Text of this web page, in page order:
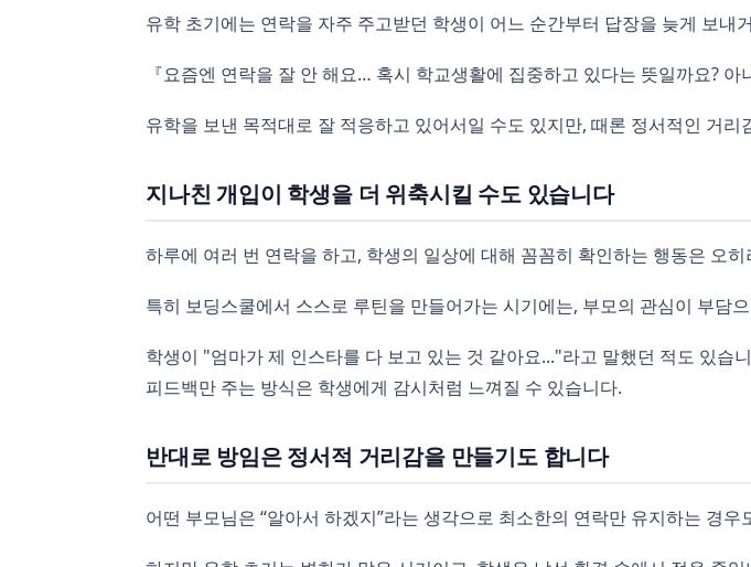
유학 초기에는 연락을 자주 주고받던 학생이 어느 순간부터 답장을 늦게 보내
『요즘엔 연락을 잘 안 해요… 혹시 학교생활에 집중하고 있다는 뜻일까요? 아
유학을 보낸 목적대로 잘 적응하고 있어서일 수도 있지만, 때론 정서적인 거
지나친 개입이 학생을 더 위축시킬 수도 있습니다
하루에 여러 번 연락을 하고, 학생의 일상에 대해 꼼꼼히 확인하는 행동은 오
특히 보딩스쿨에서 스스로 루틴을 만들어가는 시기에는, 부모의 관심이 부담
학생이 "엄마가 제 인스타를 다 보고 있는 것 같아요..."라고 말했던 적도 있습
피드백만 주는 방식은 학생에게 감시처럼 느껴질 수 있습니다.
반대로 방임은 정서적 거리감을 만들기도 합니다
어떤 부모님은 “알아서 하겠지”라는 생각으로 최소한의 연락만 유지하는 경우